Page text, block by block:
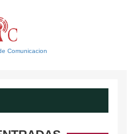
Comunicacion